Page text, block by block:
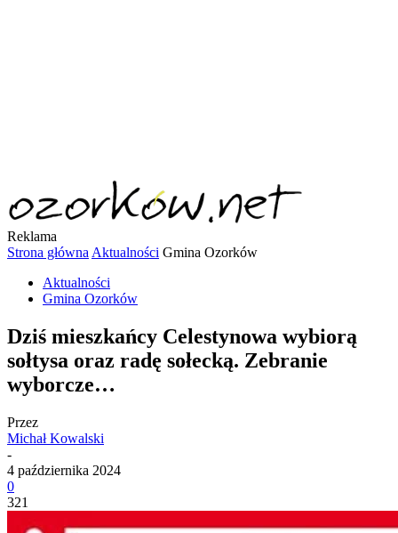
Reklama
Strona główna Aktualności Gmina Ozorków
Aktualności
Gmina Ozorków
Dziś mieszkańcy Celestynowa wybiorą
sołtysa oraz radę sołecką. Zebranie
wyborcze…
Przez
Michał Kowalski
-
4 października 2024
0
321